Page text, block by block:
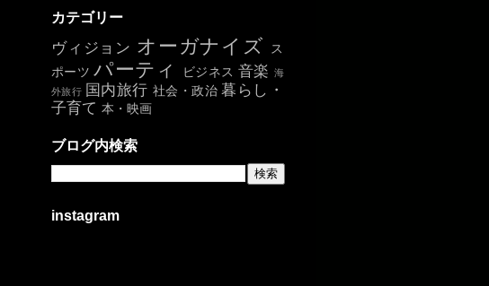
カテゴリー
ヴィジョン オーガナイズ
ス
ポーツパーティ ビジネス 音楽 海
外旅行 国内旅行 社会・政治暮らし・
子育て 本・映画
ブログ内検索
instagram